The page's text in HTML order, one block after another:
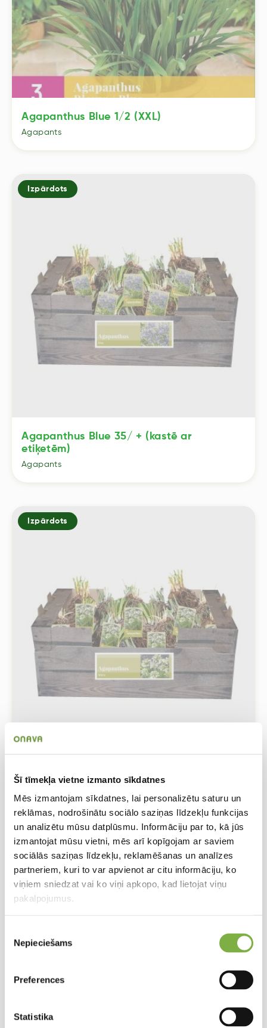
Šī tīmekļa vietne izmanto sīkdatnes
Mēs izmantojam sīkdatnes, lai personalizētu saturu un
reklāmas, nodrošinātu sociālo saziņas līdzekļu funkcijas
un analizētu mūsu datplūsmu. Informāciju par to, kā jūs
izmantojat mūsu vietni, mēs arī kopīgojam ar saviem
sociālās saziņas līdzekļu, reklamēšanas un analīzes
partneriem, kuri to var apvienot ar citu informāciju, ko
viņiem sniedzat vai ko viņi apkopo, kad lietojat viņu
pakalpojumus.
izvēle
Nepieciešams
Preferences
Statistika
Agapanthus Blue 1/2 (XXL)
Agapants
Agapanthus Blue 35/ + (kastē ar
etiķetēm)
Agapants
etiķetēm)
Agapants